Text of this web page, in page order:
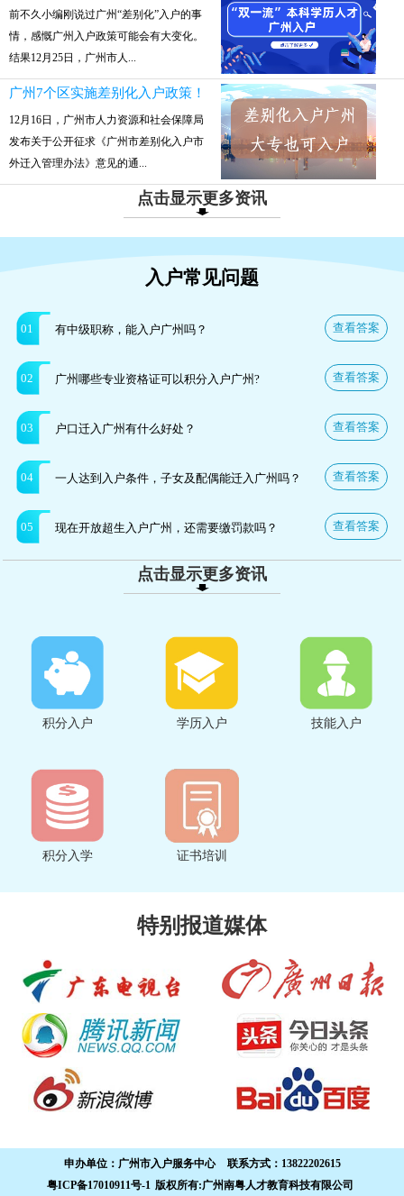
前不久小编刚说过广州“差别化”入户的事
情，感慨广州入户政策可能会有大变化。
结果12月25日，广州市人...
广州7个区实施差别化入户政策！
12月16日，广州市人力资源和社会保障局
发布关于公开征求《广州市差别化入户市
外迁入管理办法》意见的通...
点击显示更多资讯
入户常见问题
查看答案
01 有中级职称，能入户广州吗？
查看答案
02 广州哪些专业资格证可以积分入户广州?
查看答案
03 户口迁入广州有什么好处？
查看答案
04 一人达到入户条件，子女及配偶能迁入广州吗？
查看答案
05 现在开放超生入户广州，还需要缴罚款吗？
点击显示更多资讯
积分入户 学历入户 技能入户
积分入学 证书培训
特别报道媒体
申办单位： 广州市入户服务中心 联系方式： 13822202615
粤ICP备17010911号-1 版权所有:广州南粤人才教育科技有限公司